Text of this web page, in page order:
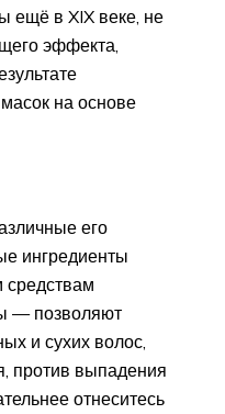
ещё в XIX веке, не
эффекта,
на основе
его
ингредиенты
средствам
— позволяют
и сухих волос,
против выпадения
отнеситесь